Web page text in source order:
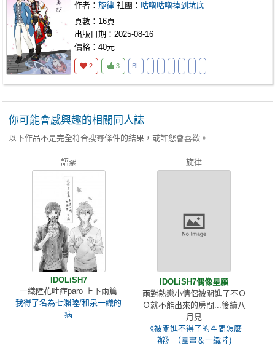
作者：旋律 社團： 咕嚕咕嚕掉到坑底
頁數：16頁
出版日期：2025-08-16
價格：40元
2 3 BL
你可能會感興趣的相關同人誌
以下作品不是完全符合搜尋條件的結果，或許您會喜歡。
語絜
IDOLiSH7
一織陸花吐症paro 上下兩篇
我得了名為七瀨陸/和泉一織的
病
旋律
IDOLiSH7偶像星願
兩對熱戀小情侶被關進了不Ｏ
Ｏ就不能出來的房間...後續八
月見
《被關進不得了的空間怎麼
辦》（團畫＆一織陸)